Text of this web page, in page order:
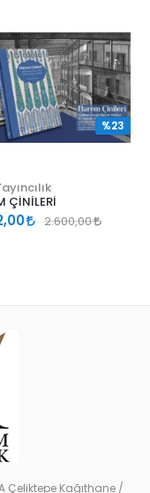
ÇİNİLERİ
2.600,00
%23
Çeliktepe Kağıthane /